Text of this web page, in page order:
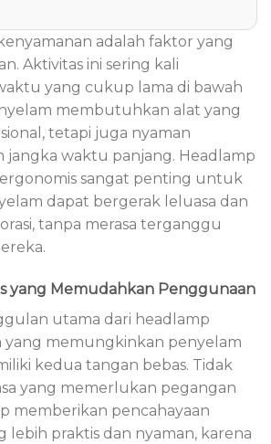
adalah faktor yang
Aktivitas ini sering kali
yang cukup lama di bawah
membutuhkan alat yang
tetapi juga nyaman
jangka waktu panjang. Headlamp
sangat penting untuk
dapat bergerak leluasa dan
tanpa merasa terganggu
yang Memudahkan Penggunaan
utama dari headlamp
yang memungkinkan penyelam
kedua tangan bebas. Tidak
yang memerlukan pegangan
memberikan pencahayaan
lebih praktis dan nyaman, karena